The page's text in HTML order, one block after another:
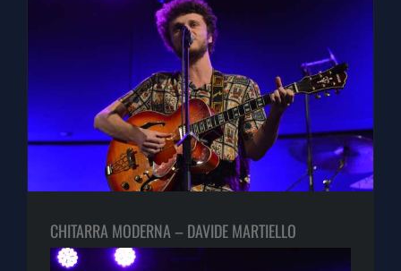
CHITARRA MODERNA – DAVIDE MARTIELLO